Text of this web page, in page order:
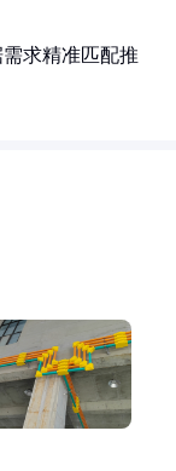
求精准匹配推